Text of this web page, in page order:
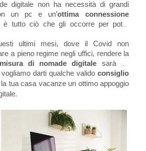
digitali riescono dunque ad avere
, meno stress, orari meno rigidi e
di più l’ambiente di casa. Un valido
di gestione di spazi e non solo.
digitale non ha necessità di grandi
un pc e un’ottima connessione
è tutto ciò che gli occorre per poter
ultimi mesi, dove il Covid non
a pieno regime negli uffici, rendere la
di nomade digitale
.
vogliamo darti qualche valido consiglio
tua casa vacanze un ottimo appoggio